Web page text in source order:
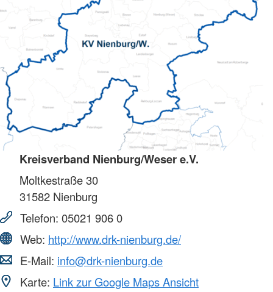
Kreisverband Nienburg/Weser e.V.
Moltkestraße 30
31582 Nienburg
Telefon: 05021 906 0
Web: http://www.drk-nienburg.de/
E-Mail: info@drk-nienburg.de
Karte: Link zur Google Maps Ansicht